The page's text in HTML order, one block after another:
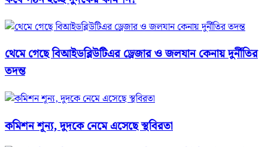
থেমে গেছে বিআইডব্লিউটিএর ড্রেজার ও জলযান কেনায় দুর্নীতির
তদন্ত
কমিশন শূন্য, দুদকে নেমে এসেছে স্থবিরতা